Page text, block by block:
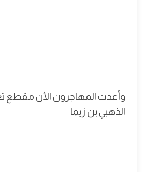
وأعدت المهاجرون الأن مقطع
الذهبي بن زيما